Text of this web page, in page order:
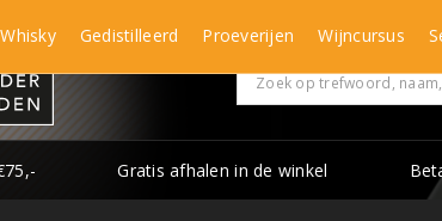
Gratis afhalen in de winkel
Whisky Gedistilleerd Proeverijen Wijncursus